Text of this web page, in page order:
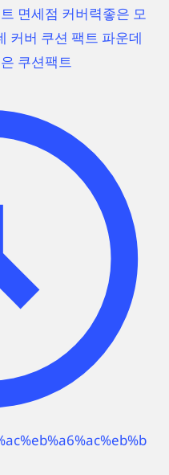
면세점 커버력좋은 모
커버 쿠션 팩트 파운데
쿠션팩트